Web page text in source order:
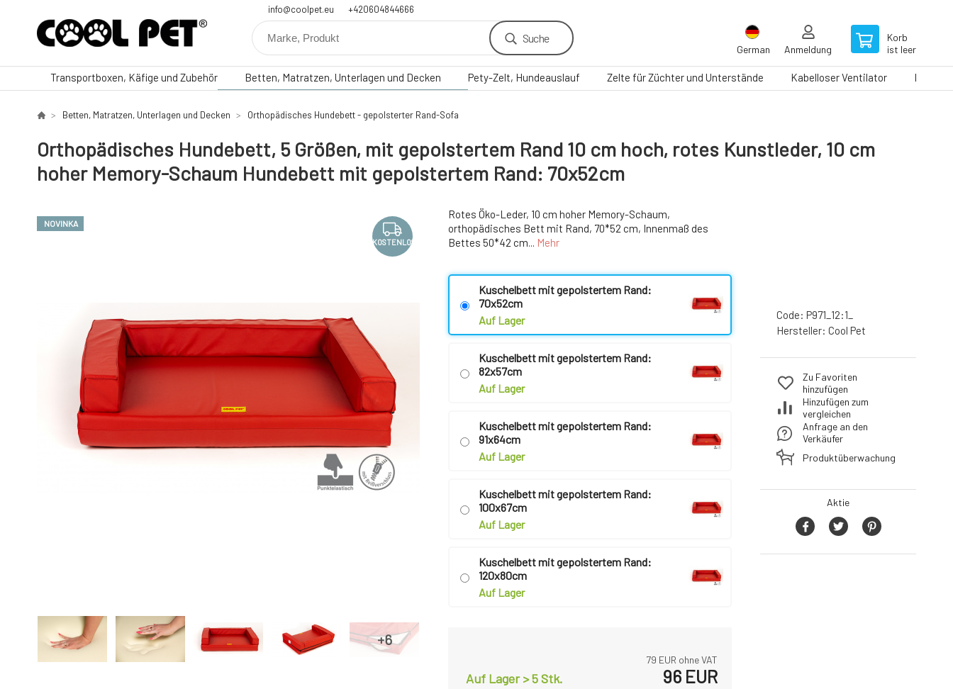
info@coolpet.eu +420604844666
Suche
German Anmeldung
Korb
ist leer
Transportboxen, Käfige und Zubehör Betten, Matratzen, Unterlagen und Decken Pety-Zelt, Hundeauslauf Zelte für Züchter und Unterstände Kabelloser Ventilator
Betten, Matratzen, Unterlagen und Decken Orthopädisches Hundebett - gepolsterter Rand-Sofa
Orthopädisches Hundebett, 5 Größen, mit gepolstertem Rand 10 cm hoch, rotes Kunstleder, 10 cm
hoher Memory-Schaum Hundebett mit gepolstertem Rand: 70x52cm
NOVINKA
KOSTENLOS
Rotes Öko-Leder, 10 cm hoher Memory-Schaum,
orthopädisches Bett mit Rand, 70*52 cm, Innenmaß des
Bettes 50*42 cm... Mehr
Kuschelbett mit gepolstertem Rand:
70x52cm
Auf Lager
Kuschelbett mit gepolstertem Rand:
82x57cm
Auf Lager
Kuschelbett mit gepolstertem Rand:
91x64cm
Auf Lager
Kuschelbett mit gepolstertem Rand:
100x67cm
Auf Lager
Kuschelbett mit gepolstertem Rand:
120x80cm
Auf Lager
79 EUR ohne VAT
Auf Lager > 5 Stk. 96 EUR
Code: P971_12:1_
Hersteller: Cool Pet
Zu Favoriten
hinzufügen
Hinzufügen zum
vergleichen
Anfrage an den
Verkäufer
Produktüberwachung
Aktie